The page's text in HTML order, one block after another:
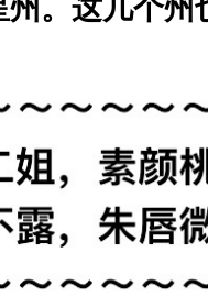
州。这几个州